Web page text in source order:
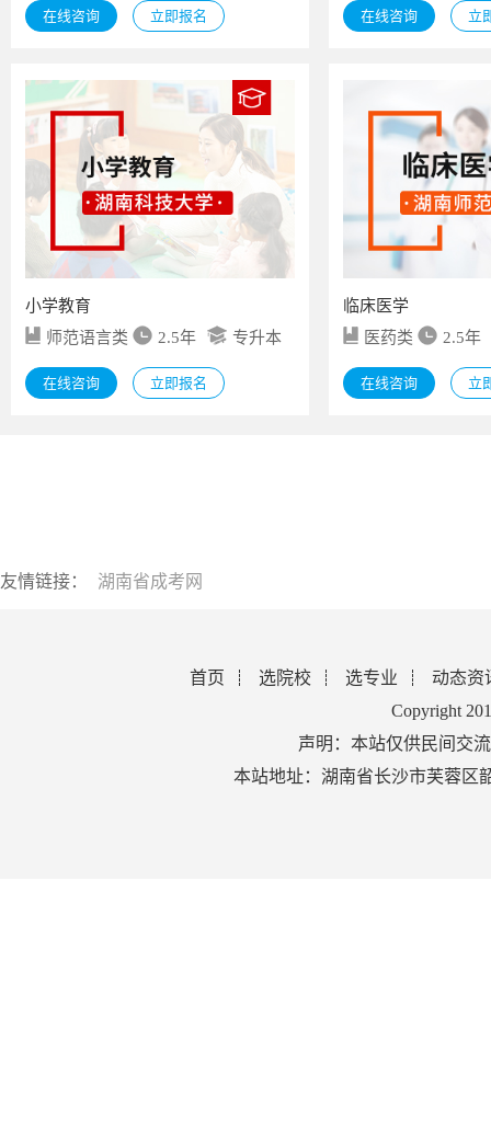
在线咨询 立即报名 在线咨询 立
小学教育
师范语言类
2.5年 专升本
在线咨询 立即报名
临床医学
医药类
2.5年
在线咨询 立
友情链接： 湖南省成考网
首页 选院校 选专业
动态资
Copyright
声明：本站仅供民间交
本站地址：湖南省长沙市芙蓉区